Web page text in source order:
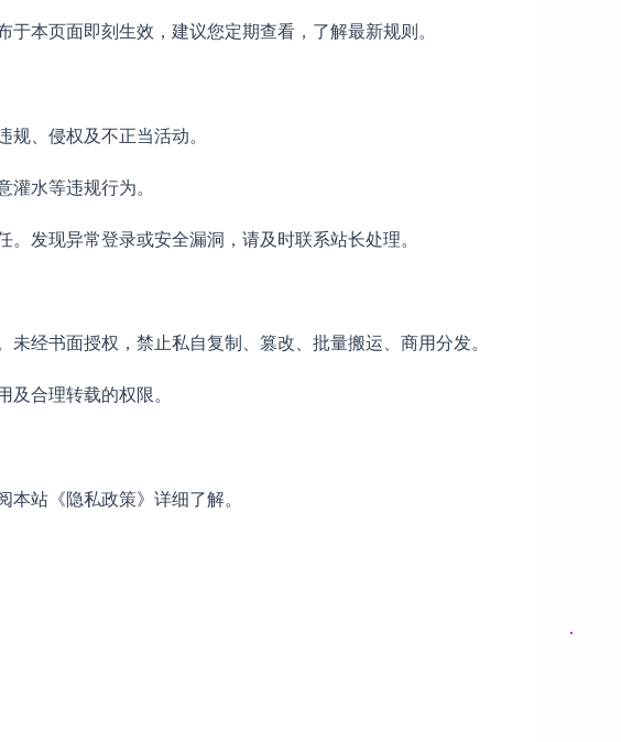
本页面即刻生效，建议您定期查看，了解最新规则。
、侵权及不正当活动。
水等违规行为。
发现异常登录或安全漏洞，请及时联系站长处理。
经书面授权，禁止私自复制、篡改、批量搬运、商用分发。
合理转载的权限。
站《隐私政策》详细了解。